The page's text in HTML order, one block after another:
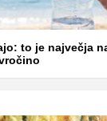
to je največja